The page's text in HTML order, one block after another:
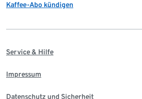
Kaffee-Abo kündigen
Service & Hilfe
Impressum
Datenschutz und Sicherheit